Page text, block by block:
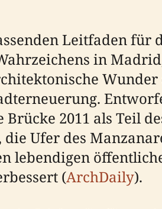
Leitfaden für
in
2011 als Teil
Ufer des
lebendigen
(ArchDaily).